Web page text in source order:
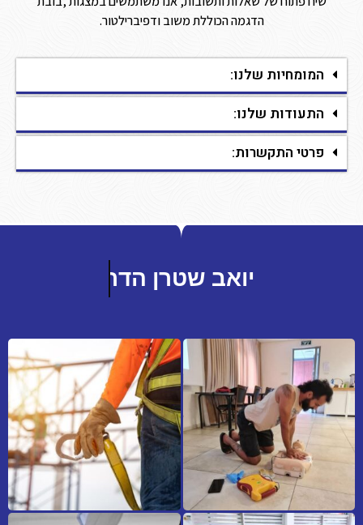
הדגמה הכוללת משוב ודפיברילטור.
המומחיות שלנו:
התעודות שלנו:
פרטי התקשרות:
יואב שטרן הדרכה